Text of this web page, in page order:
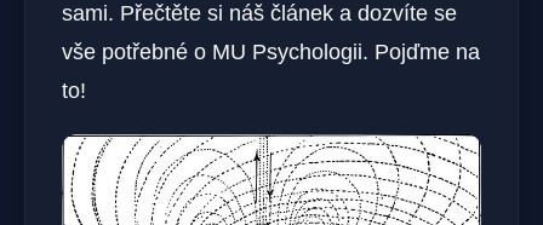
sami. Přečtěte si náš článek a dozvíte se
vše potřebné o MU Psychologii. Pojďme na
to!